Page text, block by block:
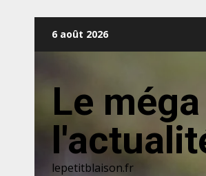
6 août 2026
Le
lepetitblaison.fr